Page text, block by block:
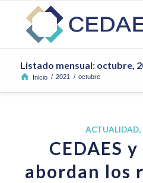
Listado mensual: octubre,
Inicio / 2021 / octubre
ACTUALIDAD,
CEDAES
abordan los